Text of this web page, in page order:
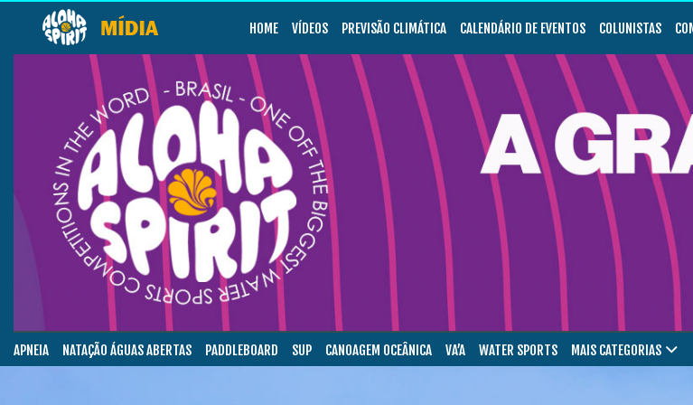
HOME VÍDEOS PREVISÃO CLIMÁTICA CALENDÁRIO DE EVENTOS COLUNISTAS
APNEIA NATAÇÃO ÁGUAS ABERTAS PADDLEBOARD SUP CANOAGEM OCEÂNICA VA’A WATER SPORTS MAIS CATEGORIAS